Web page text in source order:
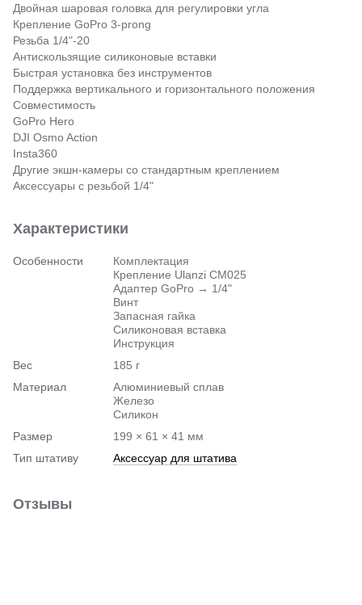
Двойная шаровая головка для регулировки угла
Крепление GoPro 3-prong
Резьба 1/4"-20
Антискользящие силиконовые вставки
Быстрая установка без инструментов
Поддержка вертикального и горизонтального положения
Совместимость
GoPro Hero
DJI Osmo Action
Insta360
Другие экшн-камеры со стандартным креплением
Аксессуары с резьбой 1/4"
Характеристики
Особенности
Комплектация
Крепление Ulanzi CM025
Адаптер GoPro → 1/4"
Винт
Запасная гайка
Силиконовая вставка
Инструкция
Вес
185 г
Материал
Алюминиевый сплав
Железо
Силикон
Размер
199 × 61 × 41 мм
Тип штативу
Аксессуар для штатива
Отзывы